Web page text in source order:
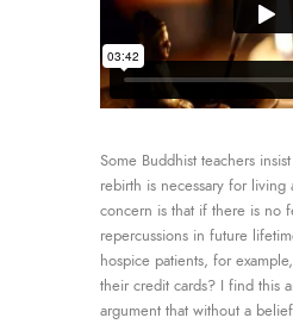
Some Buddhist teachers
rebirth is necessary for
concern is that if there is no
repercussions in future
hospice patients, for
their credit cards? I find this
argument that without a